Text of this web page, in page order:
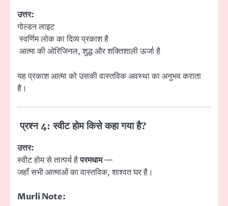
उत्तर:
गोल्डन लाइट
स्वर्णिम लोक का दिव्य प्रकाश है
आत्मा की ओरिजिनल, शुद्ध और शक्तिशाली ऊर्जा है
यह प्रकाश आत्मा को उसकी वास्तविक अवस्था का अनुभव कराता
है।
प्रश्न 4: स्वीट होम किसे कहा गया है?
उत्तर:
स्वीट होम से तात्पर्य हैपरमधाम—
जहाँ सभी आत्माओं का वास्तविक, शाश्वत घर है।
Murli Note: